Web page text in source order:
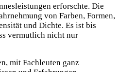
erforschte. Die
von Farben, Formen,
und Dichte. Es ist bis
vermutlich nicht nur
mit Fachleuten ganz